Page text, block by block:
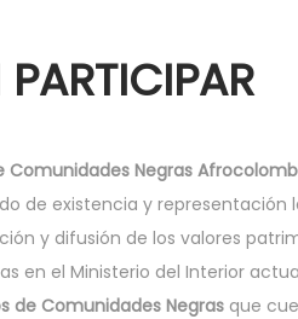
Comunidades Negras
de existencia y representación
y difusión de los valores
en el Ministerio del Interior
de Comunidades Negras que